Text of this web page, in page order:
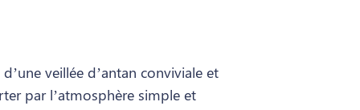
veillée d’antan conviviale et
par l’atmosphère simple et